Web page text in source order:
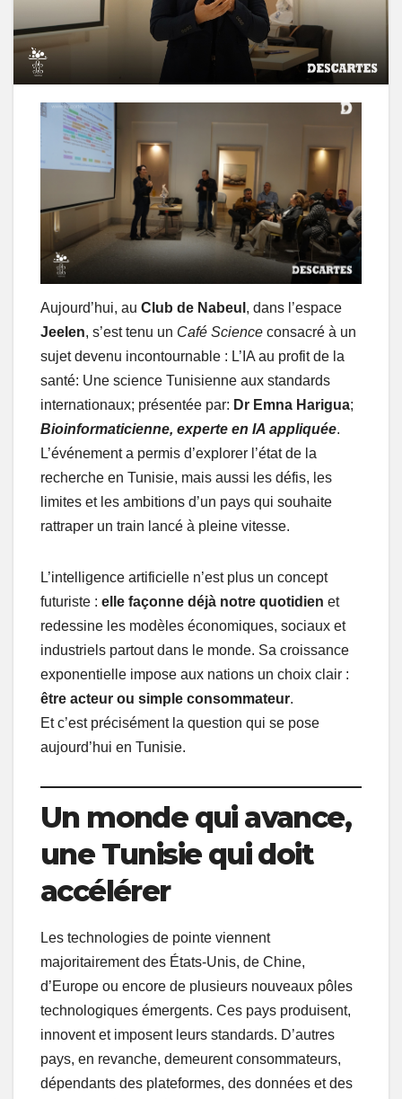
Aujourd’hui, au Club de Nabeul , dans l’espace
Jeelen, s’est tenu un Café Science consacré à un
sujet devenu incontournable : L’IA au profit de la
santé: Une science Tunisienne aux standards
internationaux; présentée par: Dr Emna Harigua;
Bioinformaticienne, experte en IA appliquée.
L’événement a permis d’explorer l’état de la
recherche en Tunisie, mais aussi les défis, les
limites et les ambitions d’un pays qui souhaite
rattraper un train lancé à pleine vitesse.
L’intelligence artificielle n’est plus un concept
futuriste : elle façonne déjà notre quotidien et
redessine les modèles économiques, sociaux et
industriels partout dans le monde. Sa croissance
exponentielle impose aux nations un choix clair :
être acteur ou simple consommateur.
Et c’est précisément la question qui se pose
aujourd’hui en Tunisie.
Un monde qui avance,
une Tunisie qui doit
accélérer
Les technologies de pointe viennent
majoritairement des États-Unis, de Chine,
d’Europe ou encore de plusieurs nouveaux pôles
technologiques émergents. Ces pays produisent,
innovent et imposent leurs standards. D’autres
pays, en revanche, demeurent consommateurs,
dépendants des plateformes, des données et des